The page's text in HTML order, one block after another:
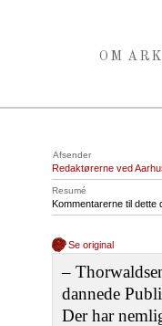
OM
Afsender
Redaktørerne ved
Resumé
Kommentarerne til dette
Se original
‒
dannede
Der har